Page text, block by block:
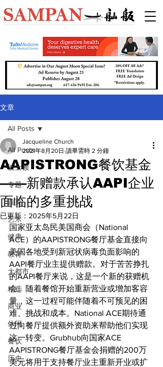
文章
All Posts
波士顿
专题
首页
艺术
健康
教育
大都市
精选
商业
休闲
餐饮
历史
All Posts
AAPISTRONG餐饮基金
——新赠款承认AAPI企业
面临的多重挑战
Jacqueline Church
2021年8月20日 讀畢需時 2 分鐘
已更新： 2025年5月22日
国家亚太岛民美国商会（National
ACE）的AAPISTRONG餐厅基金直接向
美国各地受到新冠状病毒负面影响的
AAPI餐厅业主提供赠款。对于苦苦挣扎
的AAPI餐厅来说，这是一个新的获赠机
会。随着餐馆开始重新营业或增加客容
量，这一过程可能伴随着不可预见的困
难、挑战和成本。National ACE期待通
过向餐厅提供额外资助来帮助他们实现
这一转变。Grubhub向国家ACE
AAPISTRONG餐厅基金会捐赠的200万
美元将用于支持餐厅业主重新开业或扩